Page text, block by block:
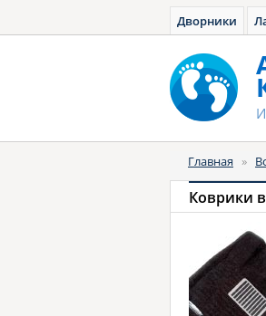
Дворники
Главная »
Коврики